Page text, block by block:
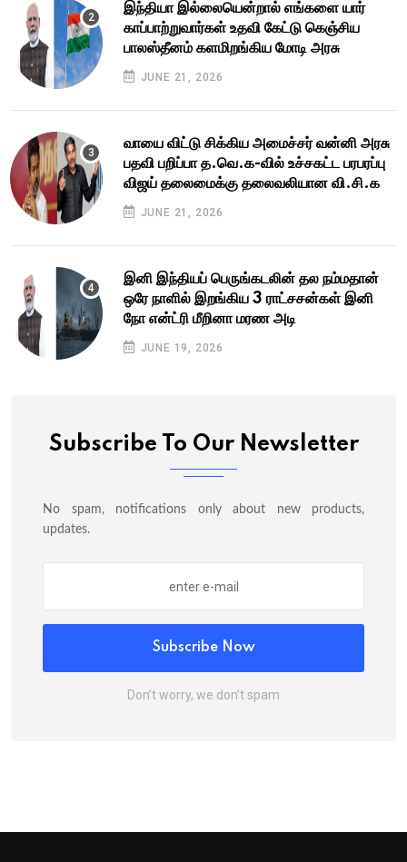
இந்தியா இல்லையென்றால் எங்களை யார்
காப்பாற்றுவார்கள் உதவி கேட்டு கெஞ்சிய
பாலஸ்தீனம் களமிறங்கிய மோடி அரசு
JUNE 21, 2026
வாயை விட்டு சிக்கிய அமைச்சர் வன்னி அரசு
பதவி பறிப்பா த.வெ.க-வில் உச்சகட்ட பரபரப்பு
விஜய் தலைமைக்கு தலைவலியான வி.சி.க
JUNE 21, 2026
இனி இந்தியப் பெருங்கடலின் தல நம்மதான்
ஒரே நாளில் இறங்கிய 3 ராட்சசன்கள் இனி
நோ என்ட்ரி மீறினா மரண அடி
JUNE 19, 2026
Subscribe To Our Newsletter
No spam, notifications only about new products,
updates.
Subscribe Now
Don’t worry, we don’t spam